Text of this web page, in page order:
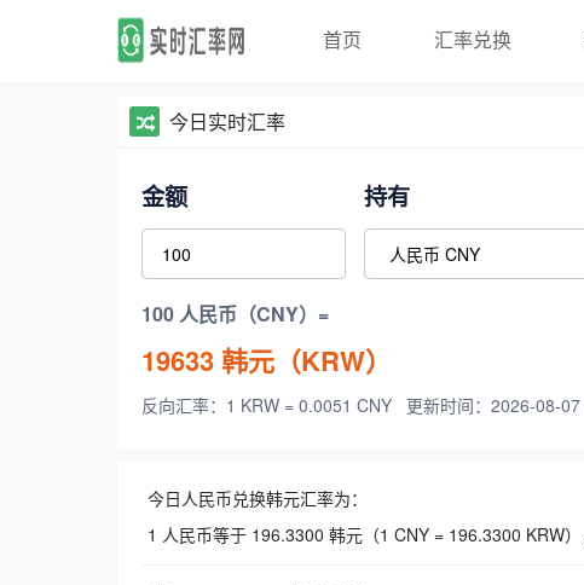
首页 汇率兑换
今日实时汇率
金额 持有
100 人民币（CNY）=
19633韩元（KRW）
反向汇率：1 KRW = 0.0051 CNY 更新时间：2026-08-
今日人民币兑换韩元汇率为：
1 人民币等于 196.3300 韩元（1 CNY = 196.3300 KRW